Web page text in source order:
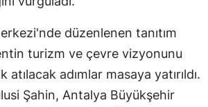
düzenlenen tanıtım
turizm ve çevre vizyonunu
adımlar masaya yatırıldı.
Şahin, Antalya Büyükşehir